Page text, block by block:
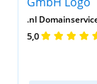
.nl
5,0